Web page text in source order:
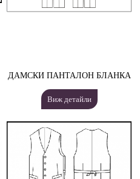
ДАМСКИ ПАНТАЛОН БЛАНКА
Виж детайли